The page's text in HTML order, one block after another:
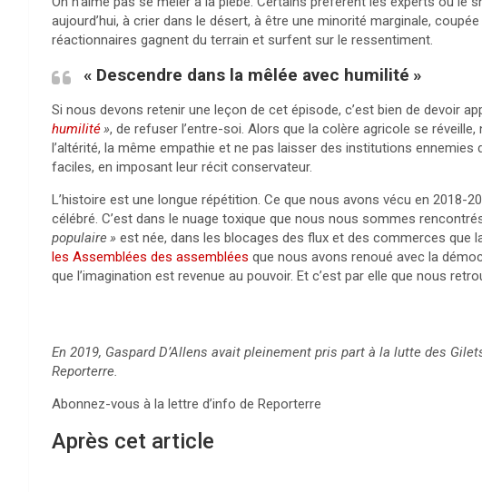
aujourd’hui, à crier dans le désert, à être une minorité marginale,
réactionnaires gagnent du terrain et surfent sur le ressentiment.
« Descendre dans la mêlée avec humilité »
Si nous devons retenir une leçon de cet épisode, c’est bien de devoir
humilité», de refuser l’entre-soi. Alors que la colère agricole se
l’altérité, la même empathie et ne pas laisser des institutions ennemies
faciles, en imposant leur récit conservateur.
L’histoire est une longue répétition. Ce que nous avons vécu en 2018-
célébré. C’est dans le nuage toxique que nous nous sommes
populaire » est née, dans les blocages des flux et des commerces que
les Assemblées des assemblées que nous avons renoué avec la
que l’imagination est revenue au pouvoir. Et c’est par elle que nous
En 2019, Gaspard D’Allens avait pleinement pris part à la lutte des
Reporterre.
Abonnez-vous à la lettre d’info de Reporterre
Après cet article